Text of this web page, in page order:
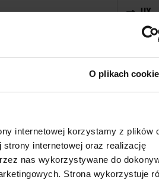
O plikach
internetowej korzystamy z plików
strony internetowej oraz realizację
nas wykorzystywane do
Strona wykorzystuje
Szczególnie
(np.
404 (brak strony)
serwis działa
„otagować” serwis
UX